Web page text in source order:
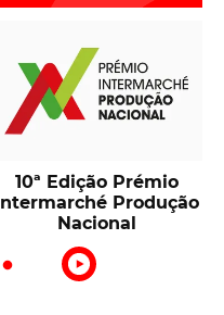
10ª Edição Prémio
Intermarché Produção
Nacional